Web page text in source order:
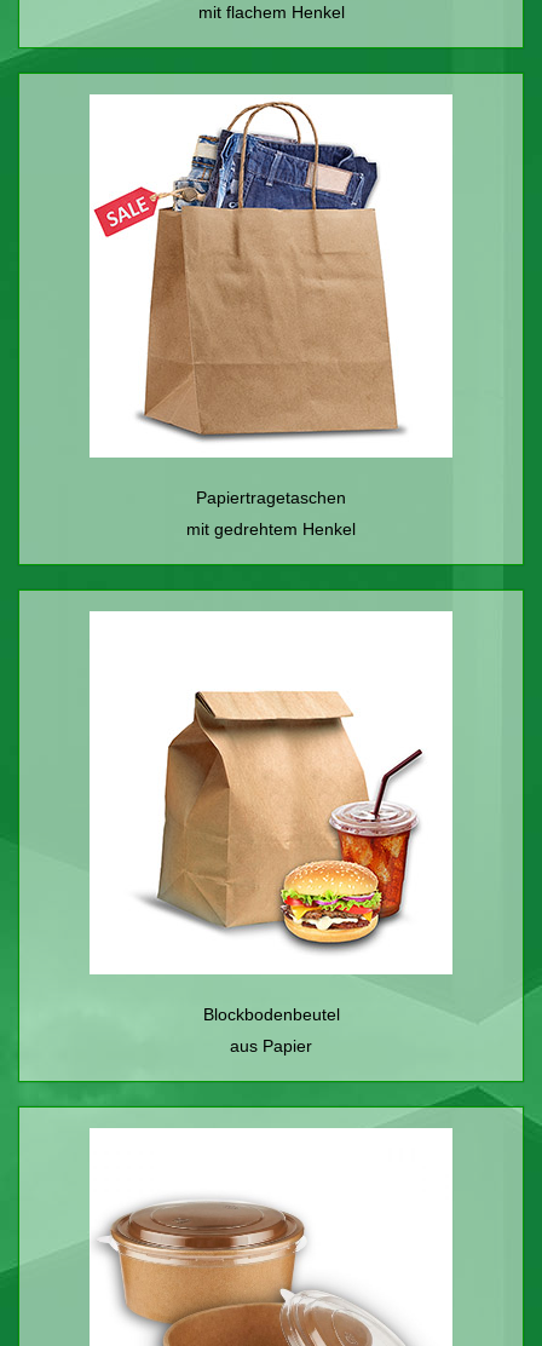
mit flachem Henkel
Papiertragetaschen
mit gedrehtem Henkel
Blockbodenbeutel
aus Papier